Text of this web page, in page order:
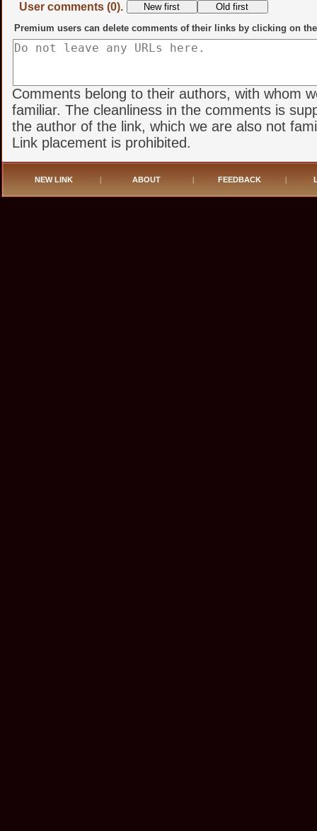
User comments (0).
Premium users can delete comments of their links by clicking on
Comments belong to their authors, with whom
familiar. The cleanliness in the comments is
the author of the link, which we are also not
Link placement is prohibited.
NEW LINK ABOUT FEEDBACK